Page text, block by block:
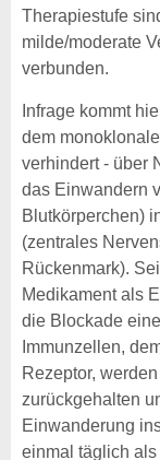
Therapiestufe
milde/moderate
verbunden.
Infrage kommt
dem
verhindert - über
das Einwandern
Blutkörperchen)
(zentrales
Rückenmark).
Medikament als
die Blockade
Immunzellen,
Rezeptor,
zurückgehalten
Einwanderung
einmal täglich